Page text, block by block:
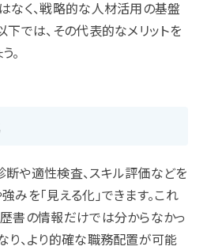
なく、戦略的な人材活用の基盤
下では、その代表的なメリットを
。
や適性検査、スキル評価などを
みを「見える化」できます。これ
書の情報だけでは分からなかっ
り、より的確な職務配置が可能